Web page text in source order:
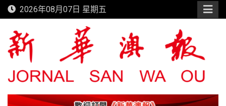
Skip
to
content
2026年08月07日 星期五
新華澳報